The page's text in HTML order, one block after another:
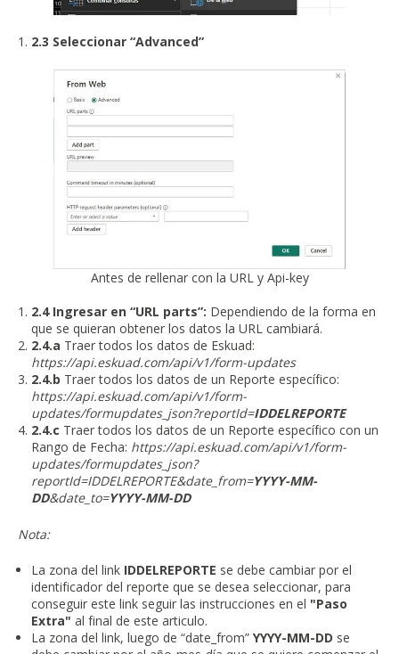
2.3 Seleccionar “Advanced”
Antes de rellenar con la URL y Api-key
2.4 Ingresar en “URL parts”: Dependiendo de la forma en
que se quieran obtener los datos la URL cambiará.
2.4.a Traer todos los datos de Eskuad:
https://api.eskuad.com/api/v1/form-updates
2.4.b Traer todos los datos de un Reporte específico:
https://api.eskuad.com/api/v1/form-
updates/formupdates_json?reportId=IDDELREPORTE
2.4.c Traer todos los datos de un Reporte específico con un
Rango de Fecha: https://api.eskuad.com/api/v1/form-
updates/formupdates_json?
reportId=IDDELREPORTE&date_from=YYYY-MM-
DD&date_to=YYYY-MM-DD
Nota:
La zona del link IDDELREPORTE se debe cambiar por el
identificador del reporte que se desea seleccionar, para
conseguir este link seguir las instrucciones en el "Paso
Extra" al final de este articulo.
La zona del link, luego de “date_from” YYYY-MM-DD se